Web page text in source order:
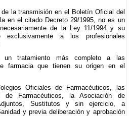
la transmisión en el Boletín Oficial del
en el citado Decreto 29/1995, no es un
de la Ley 11/1994 y su
exclusivamente a los profesionales
tratamiento más completo a las
farmacia que tienen su origen en el
Oficiales de Farmacéuticos, las
de Farmacéuticos, la Asociación de
Sustitutos y sin ejercicio, a
y previa deliberación y aprobación